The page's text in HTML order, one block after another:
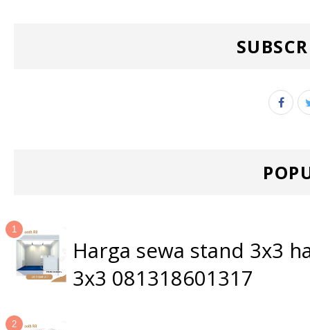
Harga sewa stand 3x3
3x3 081318601317